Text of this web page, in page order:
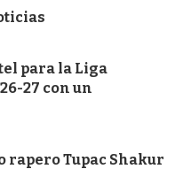
para la Liga
27 con un
rapero Tupac Shakur